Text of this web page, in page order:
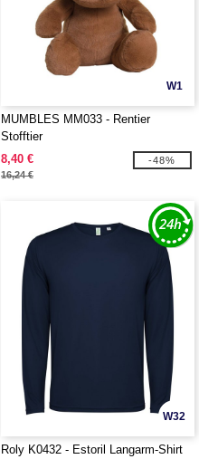
W1
MUMBLES MM033 - Rentier
Stofftier
8,40 €
16,24 €
-48%
W32
Roly K0432 - Estoril Langarm-Shirt